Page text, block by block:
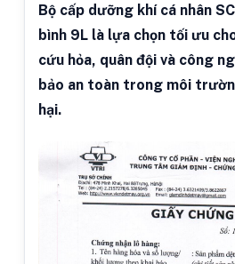
Bộ cấp dưỡng khí cá nhân
bình 9L là lựa chọn tối ưu
cứu hỏa, quân đội và công
bảo an toàn trong môi
hại.